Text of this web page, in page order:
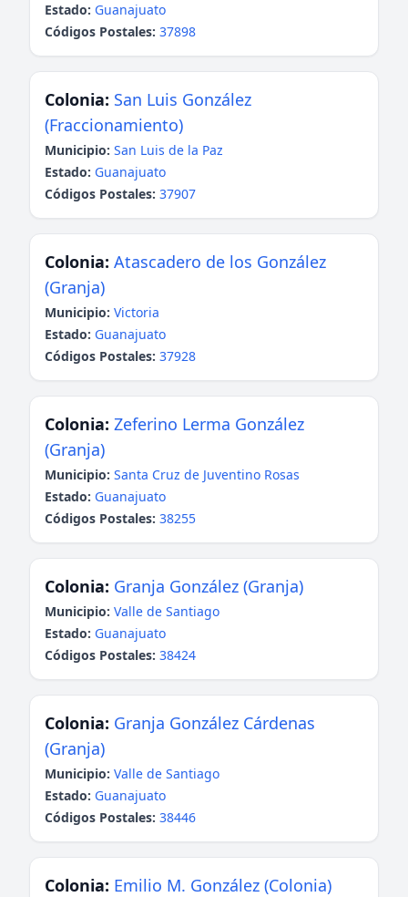
Estado: Guanajuato
Códigos Postales: 37898
Colonia: San Luis González
(Fraccionamiento)
Municipio: San Luis de la Paz
Estado: Guanajuato
Códigos Postales: 37907
Colonia: Atascadero de los González
(Granja)
Municipio: Victoria
Estado: Guanajuato
Códigos Postales: 37928
Colonia: Zeferino Lerma González
(Granja)
Municipio: Santa Cruz de Juventino Rosas
Estado: Guanajuato
Códigos Postales: 38255
Colonia: Granja González (Granja)
Municipio: Valle de Santiago
Estado: Guanajuato
Códigos Postales: 38424
Colonia: Granja González Cárdenas
(Granja)
Municipio: Valle de Santiago
Estado: Guanajuato
Códigos Postales: 38446
Colonia: Emilio M. González (Colonia)